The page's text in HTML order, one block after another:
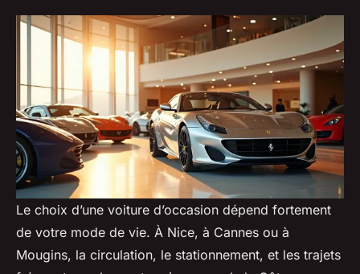
Le choix d’une voiture d’occasion dépend fortement
de votre mode de vie. À Nice, à Cannes ou à
Mougins, la circulation, le stationnement, et les trajets